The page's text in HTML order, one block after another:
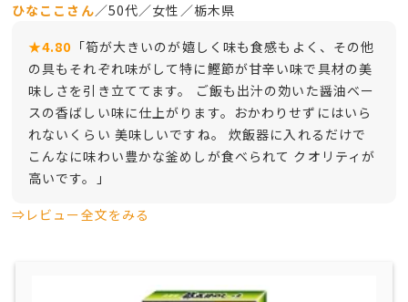
ひなここさん／50代／女性／栃木県
★4.80 「筍が大きいのが嬉しく味も食感もよく、その他
の具もそれぞれ味がして特に鰹節が甘辛い味で具材の美
味しさを引き立ててます。 ご飯も出汁の効いた醤油ベー
スの香ばしい味に仕上がります。おかわりせずにはいら
れないくらい 美味しいですね。 炊飯器に入れるだけで
こんなに味わい豊かな釜めしが食べられて クオリティが
高いです。」
⇒レビュー全文をみる